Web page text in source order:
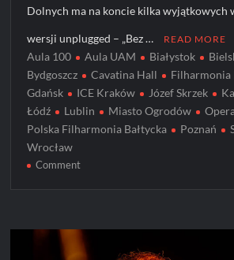
Dolnych ma na koncie kilka wyjątkowych
wersji unplugged – „Bez … READ MORE
Aula 100 Aula UAM Białystok
Bydgoszcz
Cavatina Hall
Filharmonia
Gdańsk
ICE Kraków Józef Skrzek
Łódź
Lublin Miasto Ogrodów
Polska Filharmonia Bałtycka
Poznań
Wrocław
Commenton
legenda
w